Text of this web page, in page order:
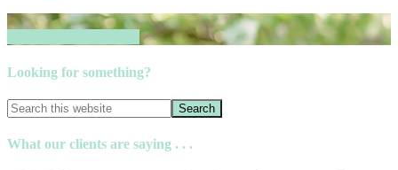
Looking for something?
What our clients are saying . . .